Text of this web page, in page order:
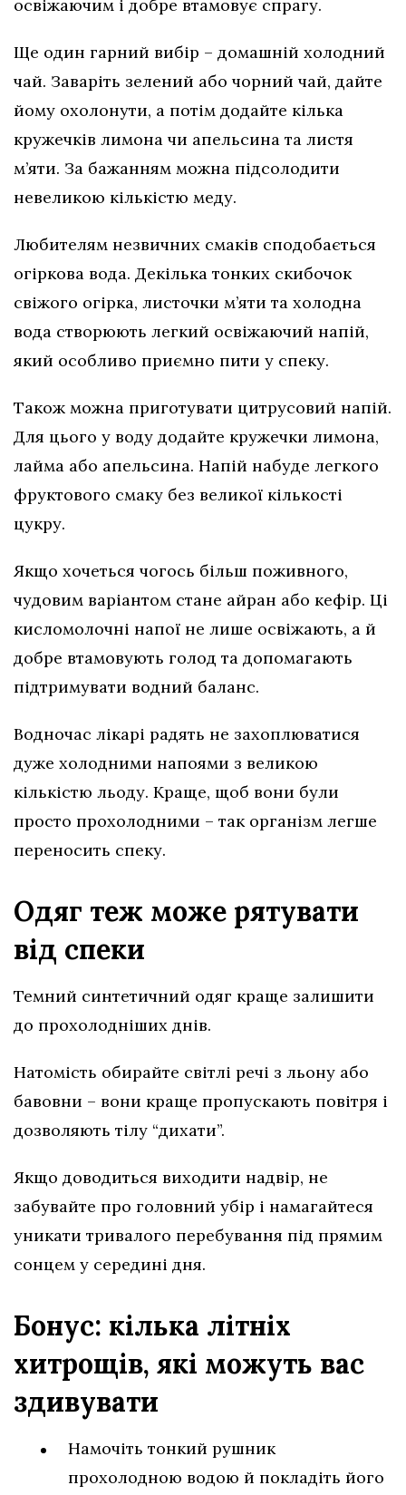
освіжаючим і добре втамовує спрагу.
Ще один гарний вибір – домашній холодний
чай. Заваріть зелений або чорний чай, дайте
йому охолонути, а потім додайте кілька
кружечків лимона чи апельсина та листя
м’яти. За бажанням можна підсолодити
невеликою кількістю меду.
Любителям незвичних смаків сподобається
огіркова вода. Декілька тонких скибочок
свіжого огірка, листочки м’яти та холодна
вода створюють легкий освіжаючий напій,
який особливо приємно пити у спеку.
Також можна приготувати цитрусовий напій.
Для цього у воду додайте кружечки лимона,
лайма або апельсина. Напій набуде легкого
фруктового смаку без великої кількості
цукру.
Якщо хочеться чогось більш поживного,
чудовим варіантом стане айран або кефір. Ці
кисломолочні напої не лише освіжають, а й
добре втамовують голод та допомагають
підтримувати водний баланс.
Водночас лікарі радять не захоплюватися
дуже холодними напоями з великою
кількістю льоду. Краще, щоб вони були
просто прохолодними – так організм легше
переносить спеку.
Одяг теж може рятувати
від спеки
Темний синтетичний одяг краще залишити
до прохолодніших днів.
Натомість обирайте світлі речі з льону або
бавовни – вони краще пропускають повітря і
дозволяють тілу “дихати”.
Якщо доводиться виходити надвір, не
забувайте про головний убір і намагайтеся
уникати тривалого перебування під прямим
сонцем у середині дня.
Бонус: кілька літніх
хитрощів, які можуть вас
здивувати
Намочіть тонкий рушник
прохолодною водою й покладіть його